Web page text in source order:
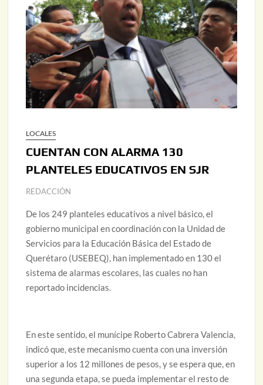
LOCALES
CUENTAN CON ALARMA 130
PLANTELES EDUCATIVOS EN SJR
REDACCIÓN
De los 249 planteles educativos a nivel básico, el
gobierno municipal en coordinación con la Unidad de
Servicios para la Educación Básica del Estado de
Querétaro (USEBEQ), han implementado en 130 el
sistema de alarmas escolares, las cuales no han
reportado incidencias.
En este sentido, el munícipe Roberto Cabrera Valencia,
indicó que, este mecanismo cuenta con una inversión
superior a los 12 millones de pesos, y se espera que, en
una segunda etapa, se pueda implementar el resto de